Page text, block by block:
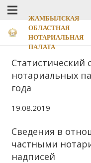
ЖАМБЫЛСКАЯ
ОБЛАСТНАЯ
НОТАРИАЛЬНАЯ
ПАЛАТА
Статистический
нотариальных
года
19.08.2019
Сведения в
частными
надписей